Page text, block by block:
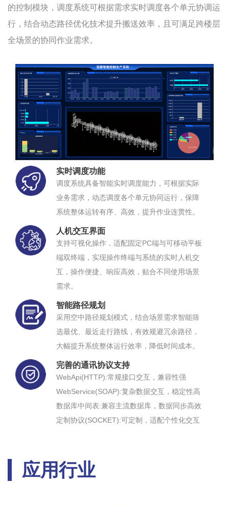
的控制模块，调度系统可根据需求实时调度各个单元协调运
行，结合动态路径优化技术提升搬送效率，且可满足跨楼层
全场景的协同作业需求。
实时调度功能
调度系统具备智能实时调度能力，可根据实际
业务需求，动态调度各个单元协同运行，保障
系统整体运转有序、高效，提升作业连贯性。
人机交互界面
支持可视化操作，适配固定PC端与可移动平板
端双终端，实现操作终端与系统的实时人机交
互，操作便捷、响应高效，贴合不同使用场景
需求。
智能路径规划
采用空中路径规划模式，结合场景需求智能筛
选最优、最近走行路线，有效规避冗余路径，
大幅提升系统整体运行效率，降低时间成本。
完善的通讯协议支持
WebApi(HTTP):常规接口交互，兼容性强
WebService(SOAP):复杂数据交互，稳定性高
数据库中间表:兼容主流数据库，数据同步高效
定制协议(SOCKET):可定制，适配个性化交互
应用行业